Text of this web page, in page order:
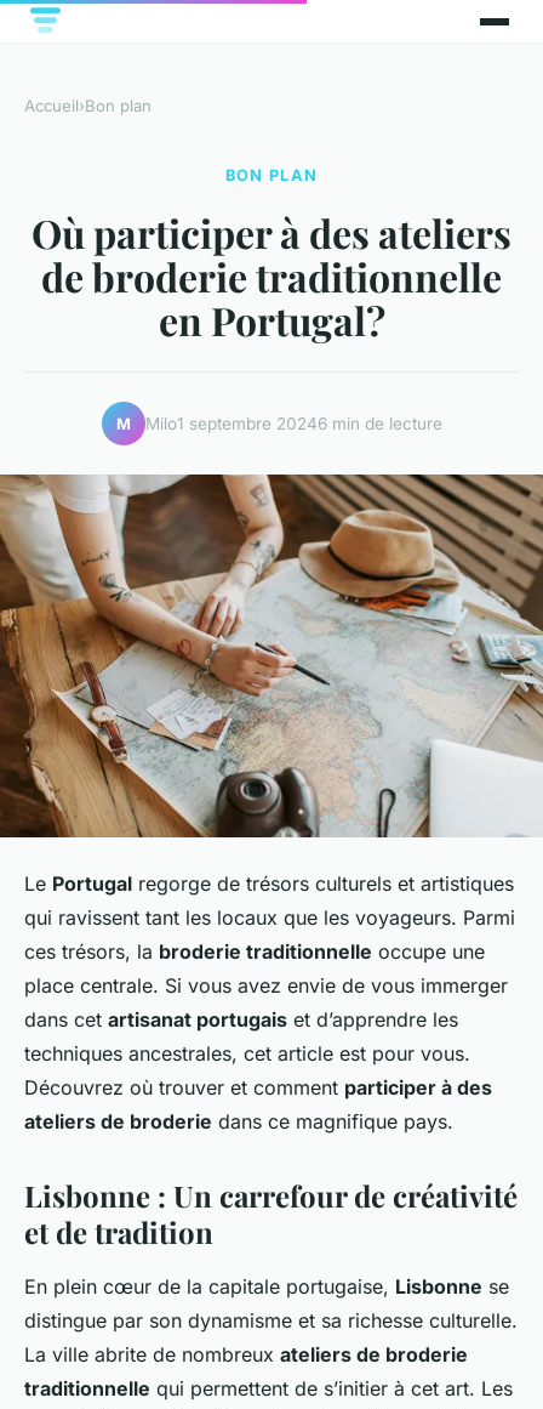
Accueil›Bon plan
BON PLAN
Où participer à des ateliers
de broderie traditionnelle
en Portugal?
M Milo1 septembre 20246 min de lecture
Le Portugal regorge de trésors culturels et artistiques
qui ravissent tant les locaux que les voyageurs. Parmi
ces trésors, la broderie traditionnelle occupe une
place centrale. Si vous avez envie de vous immerger
dans cet artisanat portugais et d’apprendre les
techniques ancestrales, cet article est pour vous.
Découvrez où trouver et comment participer à des
ateliers de broderie dans ce magnifique pays.
Lisbonne : Un carrefour de créativité
et de tradition
En plein cœur de la capitale portugaise, Lisbonne se
distingue par son dynamisme et sa richesse culturelle.
La ville abrite de nombreux ateliers de broderie
traditionnelle qui permettent de s’initier à cet art. Les